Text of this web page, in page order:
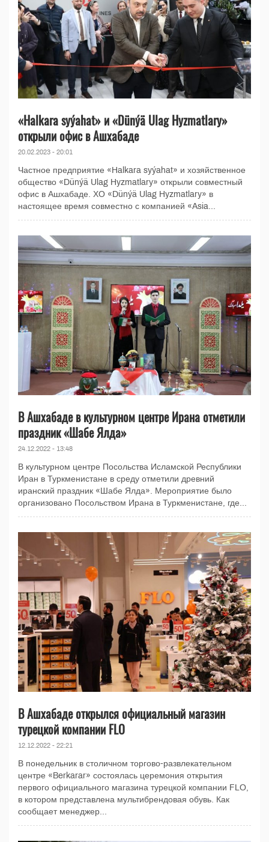
«Halkara syýahat» и «Dünýä Ulag Hyzmatlary»
открыли офис в Ашхабаде
20.02.2023 - 20:01
Частное предприятие «Halkara syýahat» и хозяйственное
общество «Dünýä Ulag Hyzmatlary» открыли совместный
офис в Ашхабаде. ХО «Dünýä Ulag Hyzmatlary» в
настоящее время совместно с компанией «Asia...
В Ашхабаде в культурном центре Ирана отметили
праздник «Шабе Ялда»
24.12.2022 - 13:48
В культурном центре Посольства Исламской Республики
Иран в Туркменистане в среду отметили древний
иранский праздник «Шабе Ялда». Мероприятие было
организовано Посольством Ирана в Туркменистане, где...
В Ашхабаде открылся официальный магазин
турецкой компании FLO
12.12.2022 - 22:21
В понедельник в столичном торгово-развлекательном
центре «Berkarar» состоялась церемония открытия
первого официального магазина турецкой компании FLO,
в котором представлена ​​мультибрендовая обувь. Как
сообщает менеджер...